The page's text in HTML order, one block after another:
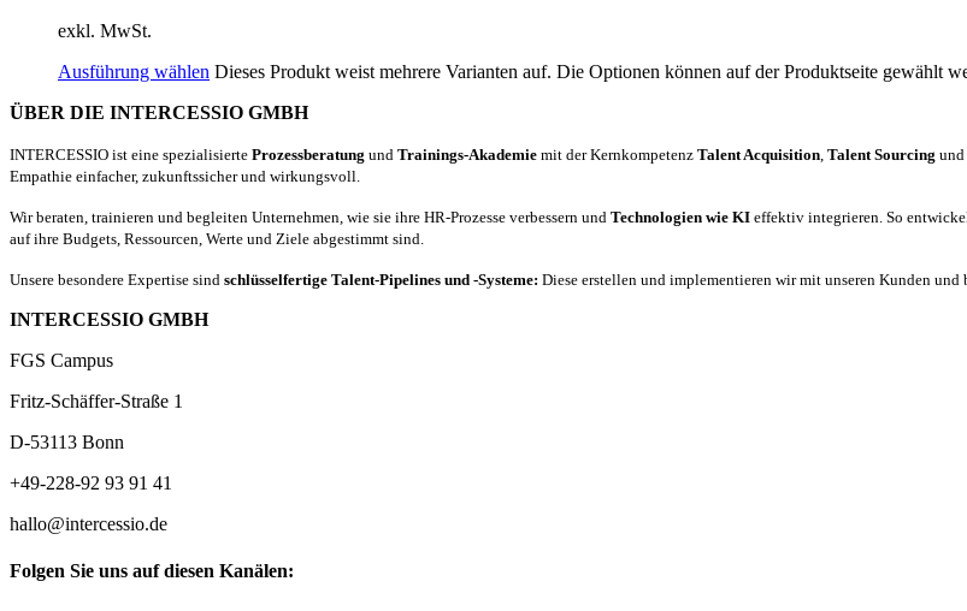
exkl. MwSt.
Ausführung wählen Dieses Produkt weist mehrere Varianten auf. Die Optionen können auf der Produktseite gewählt
ÜBER DIE INTERCESSIO GMBH
INTERCESSIO ist eine spezialisierte Prozessberatung und Trainings-Akademie mit der Kernkompetenz Talent Acquisition Talent Sourcing und
Empathie einfacher, zukunftssicher und wirkungsvoll.
Wir beraten, trainieren und begleiten Unternehmen, wie sie ihre HR-Prozesse verbessern und Technologien wie KI effektiv integrieren. So
auf ihre Budgets, Ressourcen, Werte und Ziele abgestimmt sind.
Unsere besondere Expertise sind schlüsselfertige Talent-Pipelines und -Systeme: Diese erstellen und implementieren wir mit unseren Kunden
INTERCESSIO GMBH
FGS Campus
Fritz-Schäffer-Straße 1
D-53113 Bonn
+49-228-92 93 91 41
hallo@intercessio.de
Folgen Sie uns auf diesen Kanälen: